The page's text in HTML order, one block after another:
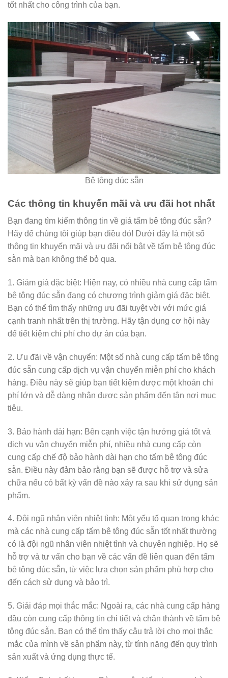
tốt nhất cho công trình của bạn.
Bê tông đúc sẵn
Các thông tin khuyến mãi và ưu đãi hot nhất
Bạn đang tìm kiếm thông tin về giá tấm bê tông đúc sẵn?
Hãy để chúng tôi giúp bạn điều đó! Dưới đây là một số
thông tin khuyến mãi và ưu đãi nổi bật về tấm bê tông đúc
sẵn mà bạn không thể bỏ qua.
1. Giảm giá đặc biệt: Hiện nay, có nhiều nhà cung cấp tấm
bê tông đúc sẵn đang có chương trình giảm giá đặc biệt.
Bạn có thể tìm thấy những ưu đãi tuyệt vời với mức giá
cạnh tranh nhất trên thị trường. Hãy tận dụng cơ hội này
để tiết kiệm chi phí cho dự án của bạn.
2. Ưu đãi về vận chuyển: Một số nhà cung cấp tấm bê tông
đúc sẵn cung cấp dịch vụ vận chuyển miễn phí cho khách
hàng. Điều này sẽ giúp bạn tiết kiệm được một khoản chi
phí lớn và dễ dàng nhận được sản phẩm đến tận nơi mục
tiêu.
3. Bảo hành dài hạn: Bên cạnh việc tận hưởng giá tốt và
dịch vụ vận chuyển miễn phí, nhiều nhà cung cấp còn
cung cấp chế độ bảo hành dài hạn cho tấm bê tông đúc
sẵn. Điều này đảm bảo rằng bạn sẽ được hỗ trợ và sửa
chữa nếu có bất kỳ vấn đề nào xảy ra sau khi sử dụng sản
phẩm.
4. Đội ngũ nhân viên nhiệt tình: Một yếu tố quan trọng khác
mà các nhà cung cấp tấm bê tông đúc sẵn tốt nhất thường
có là đội ngũ nhân viên nhiệt tình và chuyên nghiệp. Họ sẽ
hỗ trợ và tư vấn cho bạn về các vấn đề liên quan đến tấm
bê tông đúc sẵn, từ việc lựa chọn sản phẩm phù hợp cho
đến cách sử dụng và bảo trì.
5. Giải đáp mọi thắc mắc: Ngoài ra, các nhà cung cấp hàng
đầu còn cung cấp thông tin chi tiết và chân thành về tấm bê
tông đúc sẵn. Bạn có thể tìm thấy câu trả lời cho mọi thắc
mắc của mình về sản phẩm này, từ tính năng đến quy trình
sản xuất và ứng dụng thực tế.